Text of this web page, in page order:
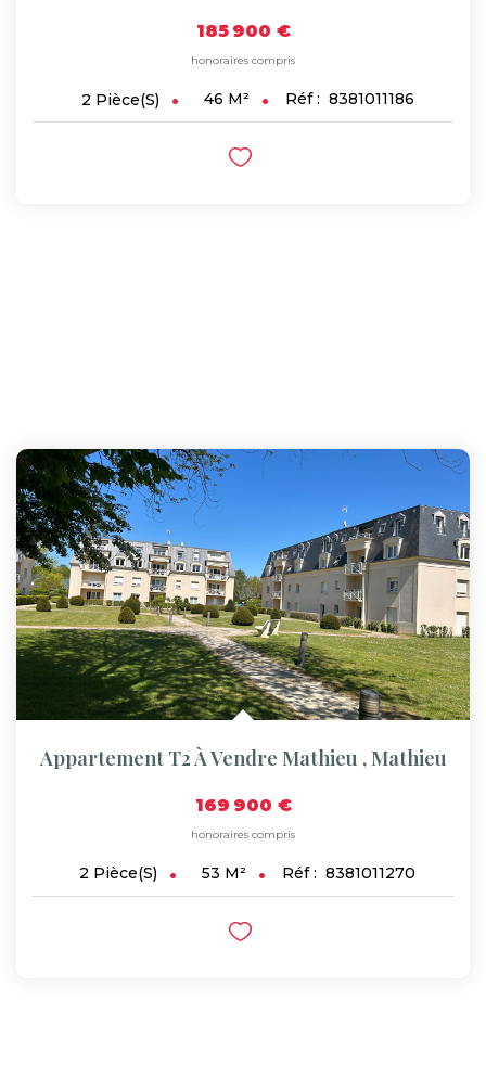
185 900 €
honoraires compris
2 Pièce(s) 46 M² Réf : 8381011186
Appartement T2 À Vendre Mathieu , Mathieu
169 900 €
honoraires compris
2 Pièce(s) 53 M² Réf : 8381011270